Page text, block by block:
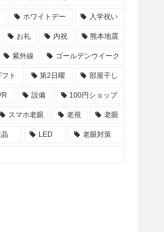
ホワイトデー 入学祝い
お礼 内祝 熊本地震
紫外線 ゴールデンウイーク
フト 第2日曜 部屋干し
設備 100円ショップ
スマホ老眼 老視 老眼
LED 老眼対策